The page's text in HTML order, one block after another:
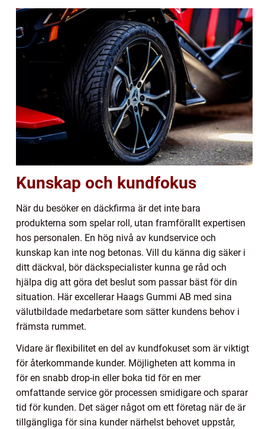
Kunskap och kundfokus
När du besöker en däckfirma är det inte bara
produkterna som spelar roll, utan framförallt expertisen
hos personalen. En hög nivå av kundservice och
kunskap kan inte nog betonas. Vill du känna dig säker i
ditt däckval, bör däckspecialister kunna ge råd och
hjälpa dig att göra det beslut som passar bäst för din
situation. Här excellerar Haags Gummi AB med sina
välutbildade medarbetare som sätter kundens behov i
främsta rummet.
Vidare är flexibilitet en del av kundfokuset som är viktigt
för återkommande kunder. Möjligheten att komma in
för en snabb drop-in eller boka tid för en mer
omfattande service gör processen smidigare och sparar
tid för kunden. Det säger något om ett företag när de är
tillgängliga för sina kunder närhelst behovet uppstår,